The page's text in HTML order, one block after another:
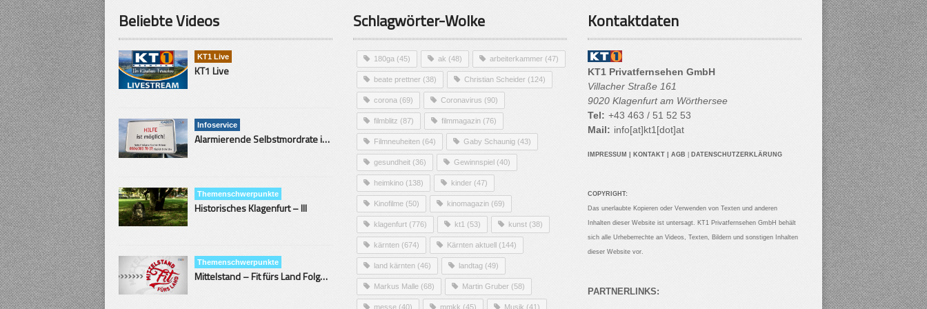
Beliebte Videos
KT1 Live
KT1 Live
Infoservice
Alarmierende Selbstmordrate in Kärnten
Themenschwerpunkte
Historisches Klagenfurt – III
Themenschwerpunkte
Mittelstand – Fit fürs Land Folge 9- Konditor
Schlagwörter-Wolke
180ga (45) ak (48) arbeiterkammer (47)
beate prettner (38) Christian Scheider (124)
corona (69) Coronavirus (90)
filmblitz (87) filmmagazin (76)
Filmneuheiten (64) Gaby Schaunig (43)
gesundheit (36) Gewinnspiel (40)
heimkino (138) kinder (47)
Kinofilme (50) kinomagazin (69)
klagenfurt (776) kt1 (53) kunst (38)
kärnten (674) Kärnten aktuell (144)
land kärnten (46) landtag (49)
Markus Malle (68) Martin Gruber (58)
messe (40) mmkk (45) Musik (41)
Kontaktdaten
KT1 Privatfernsehen GmbH
Villacher Straße 161
9020 Klagenfurt am Wörthersee
Tel: +43 463 / 51 52 53
Mail: info[at]kt1[dot]at
IMPRESSUM KONTAKT AGB DATENSCHUTZERKLÄRUNG
COPYRIGHT:
Das unerlaubte Kopieren oder Verwenden von Texten und anderen
Inhalten dieser Website ist untersagt. KT1 Privatfernsehen GmbH behält
sich alle Urheberrechte an Videos, Texten, Bildern und sonstigen Inhalten
dieser Website vor.
PARTNERLINKS: